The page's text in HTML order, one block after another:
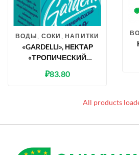
ВОДЫ, СОКИ, НАПИТКИ
«GARDELLI», НЕКТАР
«ТРОПИЧЕСКИЙ
МАНГО»
₽83.80
All products